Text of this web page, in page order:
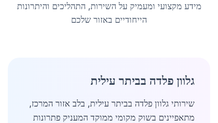
מידע מקצועי ומעמיק על השירות, התהליכים והיתרונות
הייחודיים באזור שלכם
גלוון פלדה בביתר עילית
שירותי גלוון פלדה בביתר עילית, בלב אזור המרכז,
מתאפיינים בשוק מקומי ממוקד המעניק פתרונות